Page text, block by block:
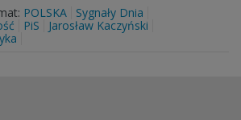
POLSKA
Sygnały Dnia
PiS
Jarosław Kaczyński